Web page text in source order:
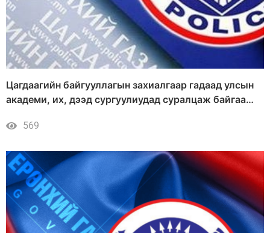
Цагдаагийн байгууллагын захиалгаар гадаад улсын
академи, их, дээд сургуулиудад суралцаж байгаа
569